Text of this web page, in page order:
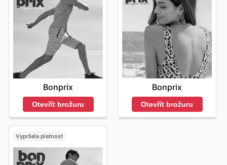
Bonprix
Otevřít brožuru
Bonprix
Otevřít brožuru
Vypršela platnost